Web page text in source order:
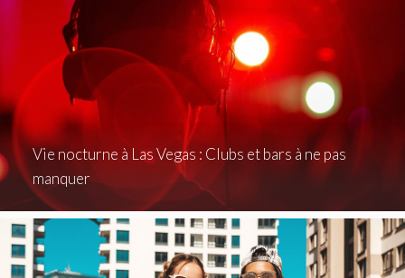
Vie nocturne à Las Vegas : Clubs et bars à ne pas
manquer